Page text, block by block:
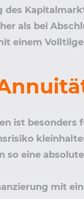
als bei
einem
ist
so eine
mit